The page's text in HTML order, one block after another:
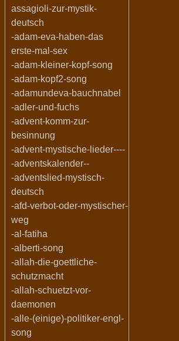
assagioli-zur-mystik-
deutsch
-adam-eva-haben-das
erste-mal-sex
-adam-kleiner-kopf-song
-adam-kopf2-song
-adamundeva-bauchnabel
-adler-und-fuchs
-advent-komm-zur-
besinnung
-advent-mystische-lieder----
-adventskalender--
-adventslied-mystisch-
deutsch
-afd-verbot-oder-mystischer-
weg
-al-fatiha
-alberti-song
-allah-die-goettliche-
schutzmacht
-allah-schuetzt-vor-
daemonen
-alle-(einige)-politiker-engl-
song